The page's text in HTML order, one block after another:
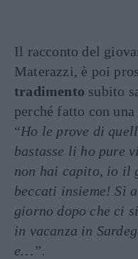
Il racconto del
Materazzi, è poi
tradimento subito
perché fatto con
“Ho le prove di
bastasse li ho pure
non hai capito, io il
beccati insieme! Sì
giorno dopo che ci
in vacanza in
e…”.